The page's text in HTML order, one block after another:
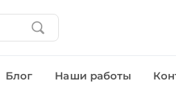
Блог Наши работы